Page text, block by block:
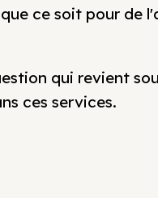
ce soit pour de
qui revient
ces services.